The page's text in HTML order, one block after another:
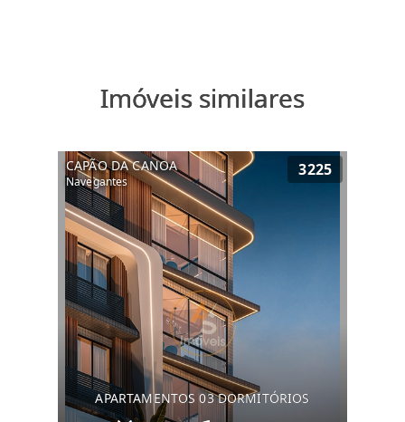
Imóveis similares
CAPÃO DA CANOA
Navegantes
3225
APARTAMENTOS 03 DORMITÓRIOS